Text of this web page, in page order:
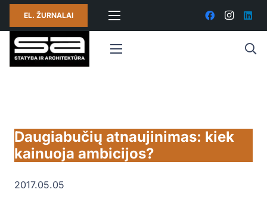
EL. ŽURNALAI
Daugiabučių atnaujinimas: kiek
kainuoja ambicijos?
2017.05.05